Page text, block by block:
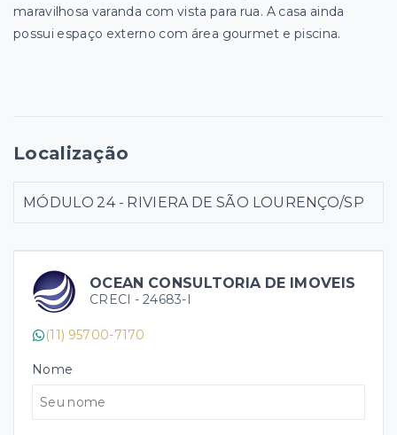
OCEAN CONSULTORIA DE IMOVEIS
CRECI - 24683-I
(11) 95700-7170
Nome
maravilhosa varanda com vista para rua. A casa ainda
possui espaço externo com área gourmet e piscina.
Localização
MÓDULO 24 - RIVIERA DE SÃO LOURENÇO/SP